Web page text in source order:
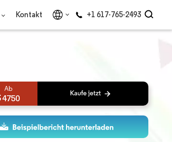
Kontakt +1 617-765-2493
4750